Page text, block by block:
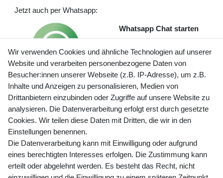
Jetzt auch per Whatsapp:
Whatsapp Chat starten
Preisangaben inkl. gesetzl. MwSt. und zzgl. Service- und
Versandkosten
Newsletter Anmeldung - Keine Angebote
mehr verpassen!
Wir verwenden Cookies und ähnliche Technologien auf unserer
Website und verarbeiten personenbezogene Daten von
Besucher:innen unserer Webseite (z.B. IP-Adresse), um z.B.
Inhalte und Anzeigen zu personalisieren, Medien von
Drittanbietern einzubinden oder Zugriffe auf unsere Website zu
analysieren. Die Datenverarbeitung erfolgt erst durch gesetzte
Cookies. Wir teilen diese Daten mit Dritten, die wir in den
Einstellungen benennen.
Die Datenverarbeitung kann mit Einwilligung oder aufgrund
eines berechtigten Interesses erfolgen. Die Zustimmung kann
erteilt oder abgelehnt werden. Es besteht das Recht, nicht